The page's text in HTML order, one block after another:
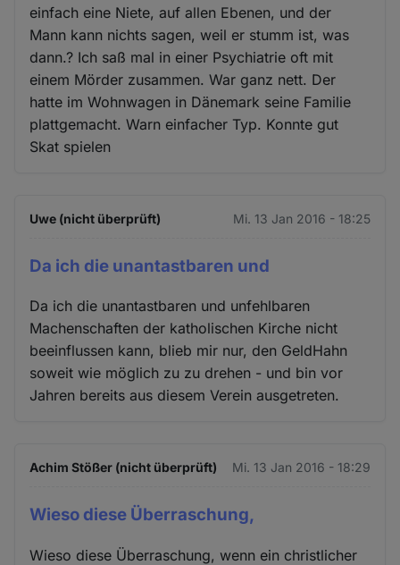
einfach eine Niete, auf allen Ebenen, und der
Mann kann nichts sagen, weil er stumm ist, was
dann.? Ich saß mal in einer Psychiatrie oft mit
einem Mörder zusammen. War ganz nett. Der
hatte im Wohnwagen in Dänemark seine Familie
plattgemacht. Warn einfacher Typ. Konnte gut
Skat spielen
Uwe (nicht überprüft) Mi. 13 Jan 2016 - 18:25
Da ich die unantastbaren und
Da ich die unantastbaren und unfehlbaren
Machenschaften der katholischen Kirche nicht
beeinflussen kann, blieb mir nur, den GeldHahn
soweit wie möglich zu zu drehen - und bin vor
Jahren bereits aus diesem Verein ausgetreten.
Achim Stößer (nicht überprüft) Mi. 13 Jan 2016 - 18:29
Wieso diese Überraschung,
Wieso diese Überraschung, wenn ein christlicher